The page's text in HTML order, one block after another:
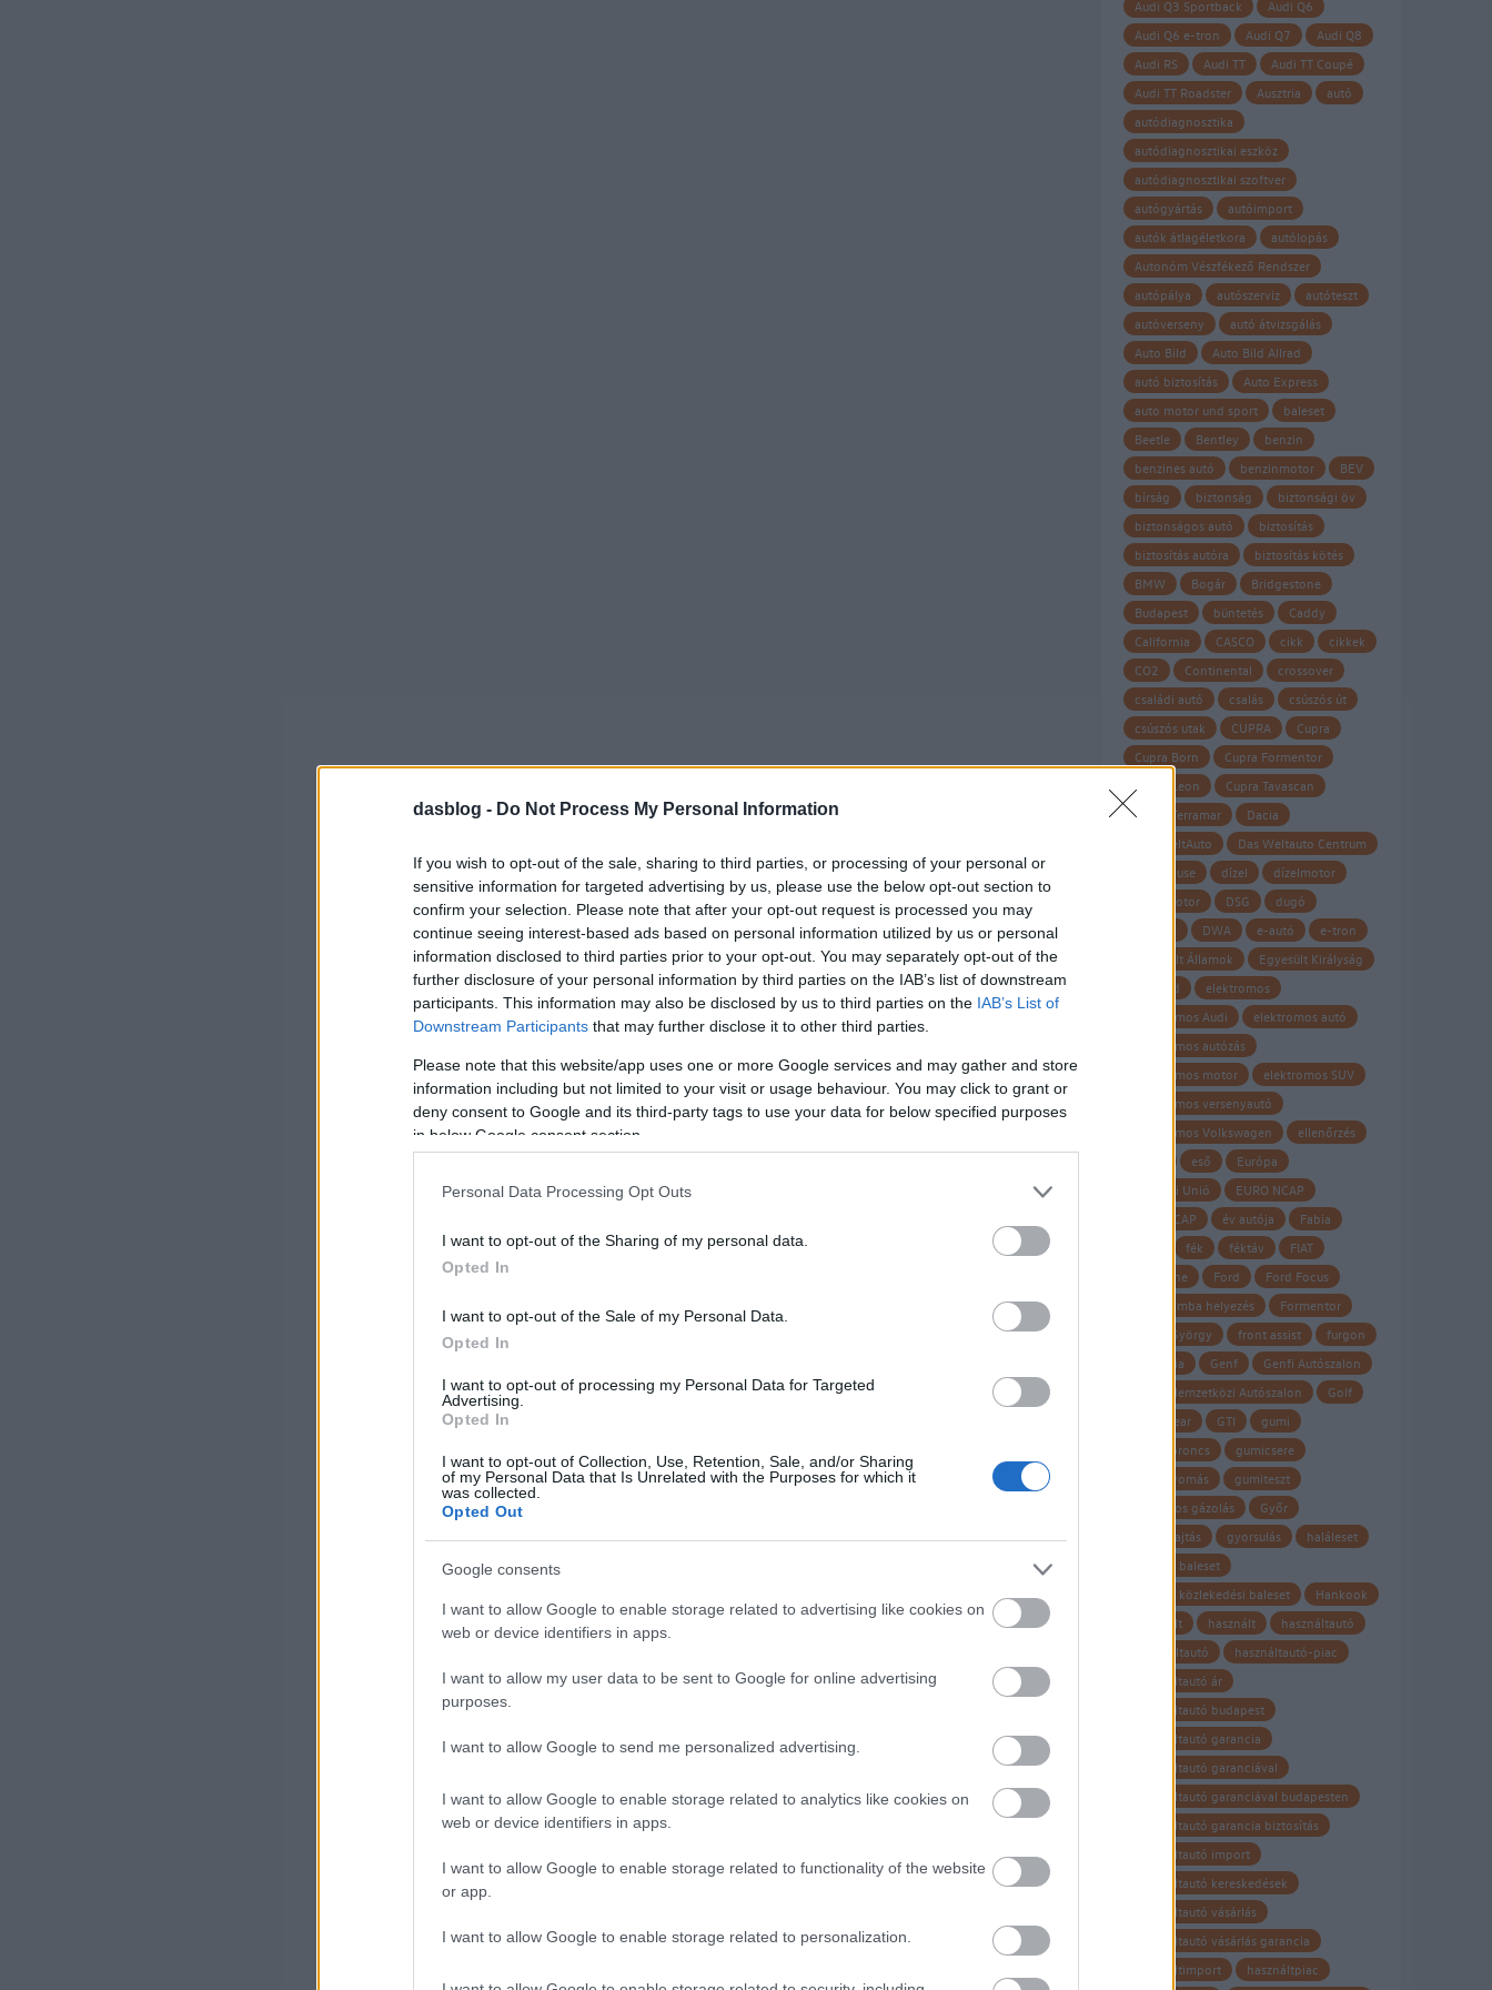
dasblog - Do Not Process My Personal Information
If you wish to opt-out of the sale, sharing to third parties, or processing of your personal or
sensitive information for targeted advertising by us, please use the below opt-out section to
confirm your selection. Please note that after your opt-out request is processed you may
continue seeing interest-based ads based on personal information utilized by us or personal
information disclosed to third parties prior to your opt-out. You may separately opt-out of the
further disclosure of your personal information by third parties on the IAB’s list of downstream
participants. This information may also be disclosed by us to third parties on the IAB’s List of
Downstream Participants that may further disclose it to other third parties.
Please note that this website/app uses one or more Google services and may gather and store
information including but not limited to your visit or usage behaviour. You may click to grant or
deny consent to Google and its third-party tags to use your data for below specified purposes
in below Google consent section.
Personal Data Processing Opt Outs
I want to opt-out of the Sharing of my personal data.
Opted In
I want to opt-out of the Sale of my Personal Data.
Opted In
I want to opt-out of processing my Personal Data for Targeted
Advertising.
Opted In
I want to opt-out of Collection, Use, Retention, Sale, and/or Sharing
of my Personal Data that Is Unrelated with the Purposes for which it
was collected.
Opted Out
Google consents
I want to allow Google to enable storage related to advertising like cookies on
web or device identifiers in apps.
I want to allow my user data to be sent to Google for online advertising
purposes.
I want to allow Google to send me personalized advertising.
I want to allow Google to enable storage related to analytics like cookies on
web or device identifiers in apps.
I want to allow Google to enable storage related to functionality of the website
or app.
I want to allow Google to enable storage related to personalization.
Audi Q3 Sportback
Audi Q6
Audi Q6 e-tron
Audi Q7
Audi Q8
Audi RS
Audi TT
Audi TT Coupé
Audi TT Roadster
Ausztria
autó
autódiagnosztika
autódiagnosztikai eszköz
autódiagnosztikai szoftver
autógyártás
autóimport
autók átlagéletkora
autólopás
Autonóm Vészfékező Rendszer
autópálya
autószerviz
autóteszt
autóverseny
autó átvizsgálás
Auto Bild
Auto Bild Allrad
autó biztosítás
Auto Express
auto motor und sport
baleset
Beetle
Bentley
benzin
benzines autó
benzinmotor
BEV
bírság
biztonság
biztonsági öv
biztonságos autó
biztosítás
biztosítás autóra
biztosítás kötés
BMW
Bogár
Bridgestone
Budapest
büntetés
Caddy
California
CASCO cikk
cikkek
CO2
Continental
crossover
családi autó
csalás
csúszós út
csúszós utak
CUPRA
Cupra
Cupra Born
Cupra Formentor
Cupra Leon
Cupra Tavascan
Cupra Terramar
Dacia
Das WeltAuto
Das Weltauto Centrum
Datahouse
dízel
dízelmotor
dízel motor
DSG
dugó
DWA e-autó
e-tron
Egyesült Államok
Egyesült Királyság
eHybrid
elektromos
elektromos Audi
elektromos autó
elektromos autózás
elektromos motor
elektromos SUV
elektromos versenyautó
elektromos Volkswagen
ellenőrzés
eső
Európa
Európai Unió
EURO NCAP
Euro NCAP
év autója
Fabia
fék féktáv
FIAT
Firestone
Ford
Ford Focus
forgalomba helyezés
Formentor
Frank György
front assist
furgon
garancia
Genf
Genfi Autószalon
Genfi Nemzetközi Autószalon
Golf
Goodyear
GTI
gumi
gumiabroncs
gumicsere
guminyomás
gumiteszt
gyalogos gázolás
Győr
gyorshajtás
gyorsulás
haláleset
halálos baleset
halálos közlekedési baleset
Hankook
hasznalt
használt
használtautó
Használtautó
használtautó-piac
használtautó ár
használtautó budapest
használtautó garancia
használtautó garanciával
használtautó garanciával budapesten
használtautó garancia biztosítás
használtautó import
használtautó kereskedések
használtautó vásárlás
használtautó vásárlás garancia
használtimport
használtpiac